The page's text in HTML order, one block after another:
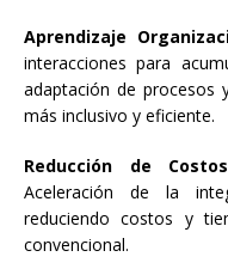
Aprendizaje
interacciones para
adaptación de procesos
más inclusivo y eficiente.
Reducción de
Aceleración de la
reduciendo costos y
convencional.